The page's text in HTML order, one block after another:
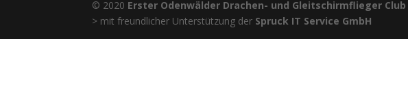
© 2020 Erster Odenwälder Drachen- und Gleitschirmflieger Club
> mit freundlicher Unterstützung der Spruck IT Service GmbH